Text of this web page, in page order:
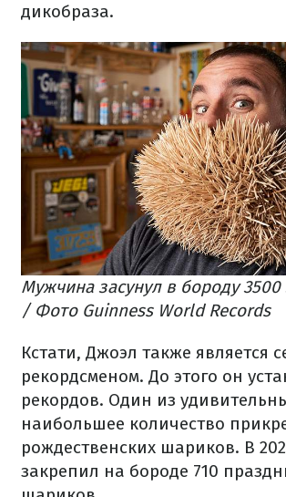
дикобраза.
Мужчина засунул в бороду 3500
/ Фото Guinness World Records
Кстати, Джоэл также является
рекордсменом. До этого он
рекордов. Один из
наибольшее количество
рождественских шариков. В
закрепил на бороде 710